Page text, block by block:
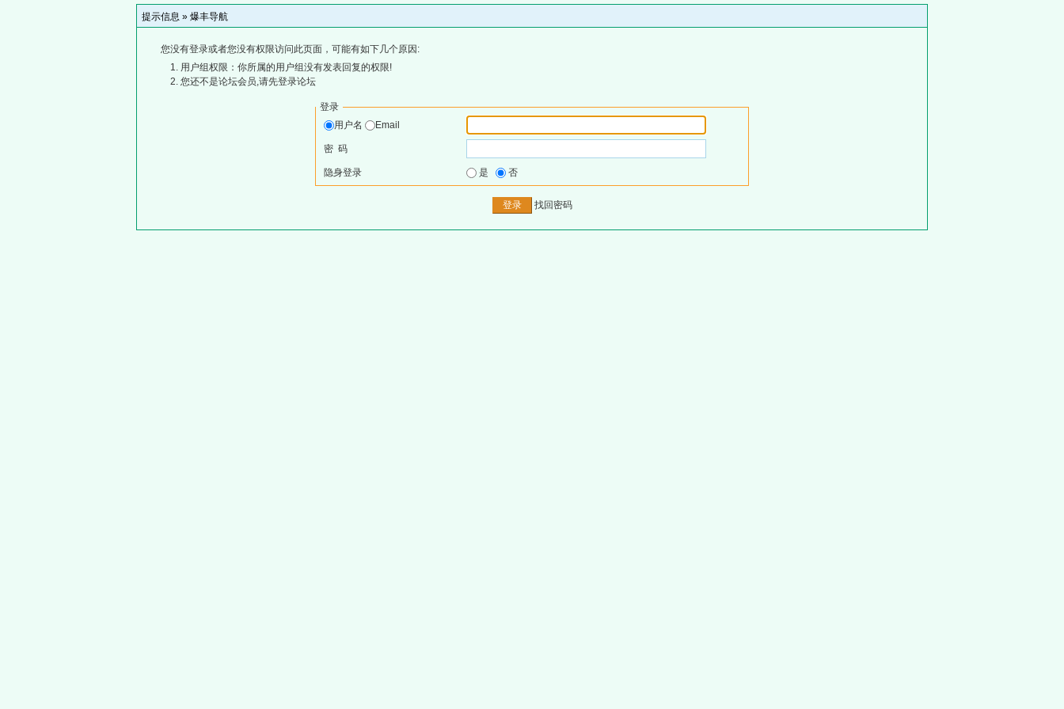
提示信息 » 爆丰导航
您没有登录或者您没有权限访问此页面，可能有如下几个原因:
用户组权限：你所属的用户组没有发表回复的权限!
您还不是论坛会员,请先登录论坛
登录
用户名
Email
密 码
隐身登录 是 否
找回密码